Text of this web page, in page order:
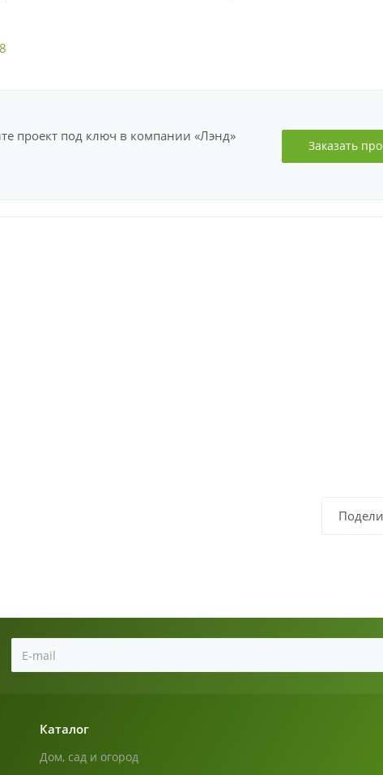
проект под ключ в компании «Лэнд»
Заказать
Каталог
Дом, сад и огород